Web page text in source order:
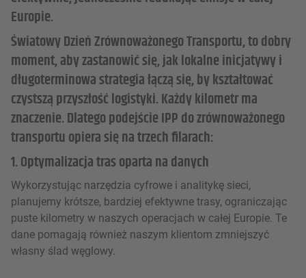
Europie.
Światowy Dzień Zrównoważonego Transportu, to dobry
moment, aby zastanowić się, jak lokalne inicjatywy i
długoterminowa strategia łączą się, by kształtować
czystszą przyszłość logistyki. Każdy kilometr ma
znaczenie. Dlatego podejście IPP do zrównoważonego
transportu opiera się na trzech filarach:
1. Optymalizacja tras oparta na danych
Wykorzystując narzędzia cyfrowe i analitykę sieci,
planujemy krótsze, bardziej efektywne trasy, ograniczając
puste kilometry w naszych operacjach w całej Europie. Te
dane pomagają również naszym klientom zmniejszyć
własny ślad węglowy.